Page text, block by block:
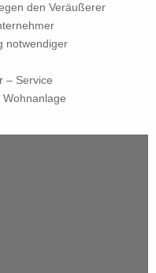
den Veräußerer
notwendiger
– Service